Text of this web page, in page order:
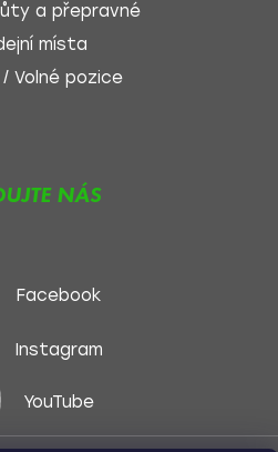
a přepravné
místa
/ Volné pozice
NÁS
Facebook
Instagram
YouTube